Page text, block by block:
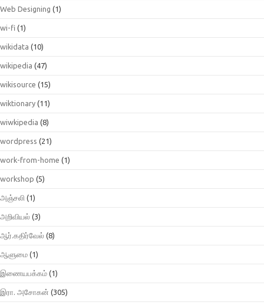
Web Designing (1)
wi-fi (1)
wikidata (10)
wikipedia (47)
wikisource (15)
wiktionary (11)
wiwkipedia (8)
wordpress (21)
work-from-home (1)
workshop (5)
அஞ்சலி (1)
அறிவியல் (3)
ஆர்.கதிர்வேல் (8)
ஆளுமை (1)
இணையபக்கம் (1)
இரா. அசோகன் (305)